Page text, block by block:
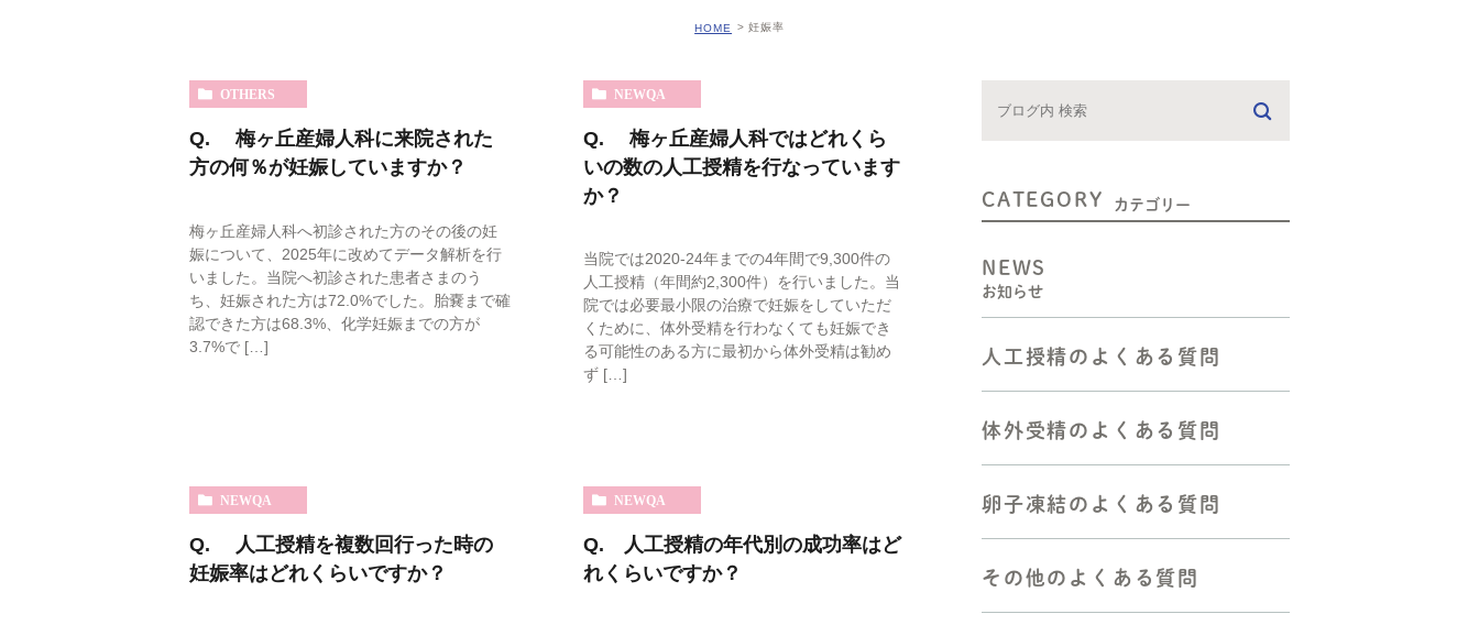
SR）
心理カウンセリングのご案内
説明動画集
各種ダウンロード
排卵障害に対する薬物療法
アシステッド・ハッチング
高濃度ヒアルロン酸 含有培
手術療法
受診方法
よくある質問
他の検査
排卵時期を調べるための検査
ケースによって必要となる検
査
受診方法
かお悩みの方へ
二人目不妊の方へ
体外受精（顕微授精を含む）
をお考えの方へ
胚移植―反復着床障害の方へ
よくある質問
HOME 妊娠率
OTHERS
Q. 梅ヶ丘産婦人科に来院された
方の何％が妊娠していますか？
梅ヶ丘産婦人科へ初診された方のその後の妊
娠について、2025年に改めてデータ解析を行
いました。当院へ初診された患者さまのう
ち、妊娠された方は72.0%でした。胎嚢まで確
認できた方は68.3%、化学妊娠までの方が
3.7%で […]
NEWQA
Q. 梅ヶ丘産婦人科ではどれくら
いの数の人工授精を行なっています
か？
当院では2020-24年までの4年間で9,300件の
人工授精（年間約2,300件）を行いました。当
院では必要最小限の治療で妊娠をしていただ
くために、体外受精を行わなくても妊娠でき
る可能性のある方に最初から体外受精は勧め
ず […]
NEWQA
Q. 人工授精を複数回行った時の
妊娠率はどれくらいですか？
NEWQA
Q. 人工授精の年代別の成功率はど
れくらいですか？
CATEGORY カテゴリー
NEWS
お知らせ
人工授精のよくある質問
体外受精のよくある質問
卵子凍結のよくある質問
その他のよくある質問